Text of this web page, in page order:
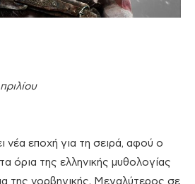
νέα εποχή για τη σειρά, αφού ο
όρια της ελληνικής μυθολογίας
της νορβηγικής. Μεγαλύτερος σε